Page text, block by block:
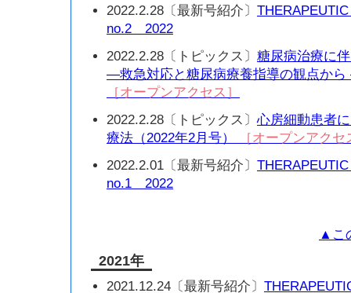
2022.2.28〔最新号紹介〕
no.2 2022
2022.2.28〔トピックス〕 糖尿病治療に
—救急対応と糖尿病療養指導の観点か
［オープンアクセス］
2022.2.28〔トピックス〕心房細動患者
療法（2022年2月号）
［オープンアクセ
2022.2.01〔最新号紹介〕
no.1 2022
▲こ
2021年
2021.12.24〔最新号紹介〕